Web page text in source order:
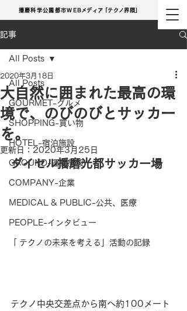
播磨科学公園都市WE Bメディ ア「テクノ界隈」
記事
All Posts
GOURMET-グルメ
SHOPPING-買い物
HOTEL-宿泊施設
GROUND-運動施設
COMPANY-企業
MEDICAL & PUBLIC-公共、医療
PEOPLE-インタビュー
「 テクノの未来を考える」活動の記録
All Posts
大自然に囲まれた最高の環
境で、のびのびとサッカー
を。
2020年3月18日
更新日： 2020年3月25日
ダイセル播磨光都サッカー場
テクノ中央交差点から南へ約100メート